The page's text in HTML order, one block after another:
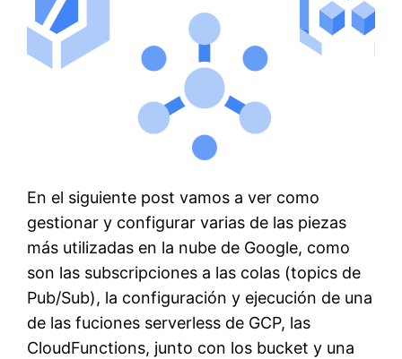
En el siguiente post vamos a ver como
gestionar y configurar varias de las piezas
más utilizadas en la nube de Google, como
son las subscripciones a las colas (topics de
Pub/Sub), la configuración y ejecución de una
de las fuciones serverless de GCP, las
CloudFunctions, junto con los bucket y una